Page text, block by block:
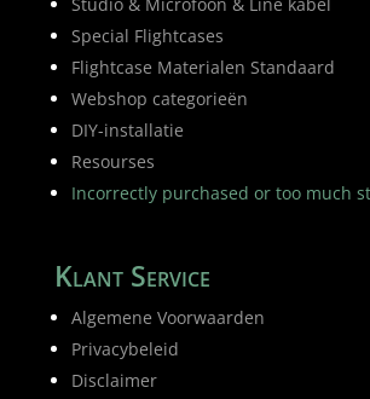
Special Flightcases
Flightcase Materialen Standaard
Webshop categorieën
DIY-installatie
Resourses
Incorrectly purchased or too much
Klant Service
Algemene Voorwaarden
Privacybeleid
Disclaimer